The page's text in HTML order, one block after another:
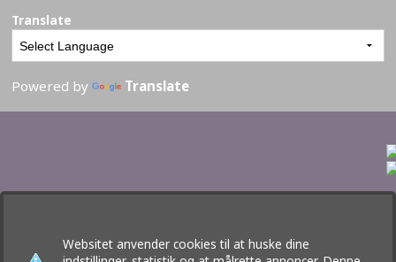
Translate
Powered by Translate
Websitet anvender cookies til at huske dine